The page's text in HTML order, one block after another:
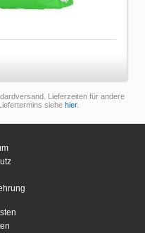
Lieferzeiten für andere
siehe hier.